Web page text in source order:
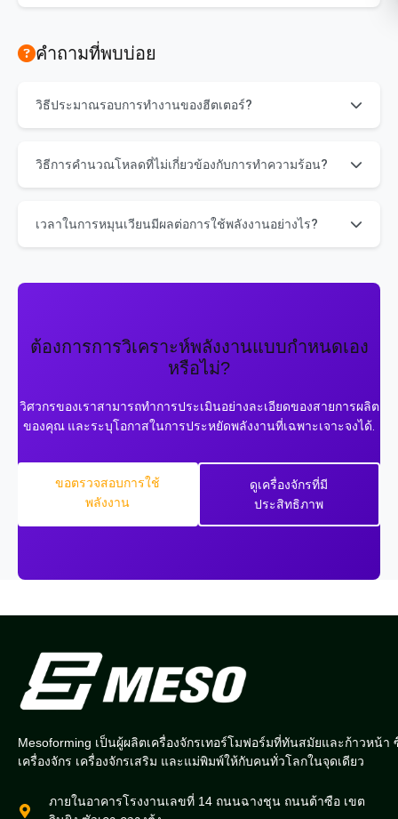
คำถามที่พบบ่อย
วิธีประมาณรอบการทำงานของฮีตเตอร์?
ฮีตเตอร์ได้รับพลังงานจริงในหนึ่งรอบการทำงาน สำหรับการ
60 วินาที = รอบการทำงาน 75%) หรือดูจากข้อมูลจำเพาะของ
วิธีการคำนวณโหลดที่ไม่เกี่ยวข้องกับการทำความร้อน?
ไว้ใน "โหลดอื่นๆ" ค่าทั่วไป: ปั๊มสูญญากาศ 1.5-5 กิโลวัตต์, ปั๊ม
ไฮดรอลิก 2-7 กิโลวัตต์, ไดรฟ์เซอร์โว 0.5-3 กิโลวัตต์ ตรวจ
เวลาในการหมุนเวียนมีผลต่อการใช้พลังงานอย่างไร?
ประสิทธิภาพทางความร้อน.
ต้องการการวิเคราะห์พลังงานแบบกำหนดเอง
หรือไม่?
วิศวกรของเราสามารถทำการประเมินอย่างละเอียดของสายการผลิต
ของคุณ และระบุโอกาสในการประหยัดพลังงานที่เฉพาะเจาะจงได้.
ขอตรวจสอบการใช้
พลังงาน
ดูเครื่องจักรที่มี
ประสิทธิภาพ
Mesoforming เป็นผู้ผลิตเครื่องจักรเทอร์โมฟอร์มที่ทันสมัยและก้าวหน้า
เครื่องจักร เครื่องจักรเสริม และแม่พิมพ์ให้กับคนทั่วโลกในจุดเดียว
ภายในอาคารโรงงานเลขที่ 14 ถนนฉางชุน ถนนต้าซือ เขต